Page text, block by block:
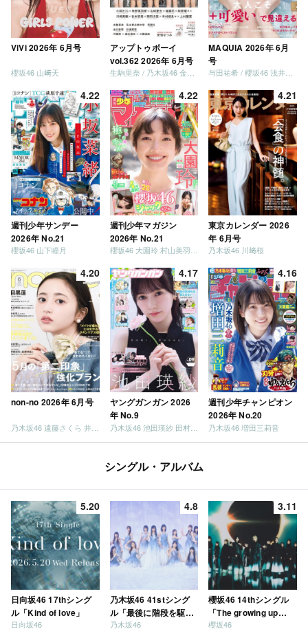
ViVi 2026年 6月号
櫻坂46 山﨑天
アップトゥボーイ
vol.362 2026年 6月号
生駒里奈 / 乃木坂46 金川紗耶 森平麗心
MAQUIA 2026年 6月
号
与田祐希 / 櫻坂46 浅井恋乃未
4.22
週刊少年サンデー
2026年 No.21
櫻坂46 山下瞳月
4.22
週刊少年マガジン
2026年 No.21
4.21
東京カレンダー 2026
年 6月号
乃木坂46 川﨑桜
4.20
non-no 2026年 6月号
4.17
ヤングガンガン 2026
年 No.9
乃木坂46 池田瑛紗 田村真佑
4.16
週刊少年チャンピオン
2026年 No.20
乃木坂46 増田三莉音
シングル・アルバム
5.20
日向坂46 17thシング
ル「Kind of love」
日向坂46
4.8
乃木坂46 41stシング
ル「最後に階段を駆け
上がったのはいつ
乃木坂46
3.11
櫻坂46 14thシングル
「The growing up
train」
櫻坂46